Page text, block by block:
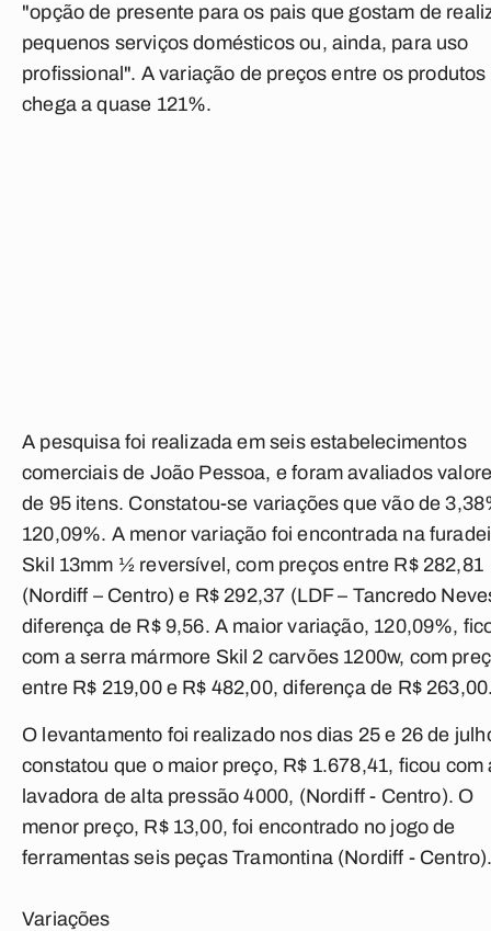
"opção de presente para os pais que gostam de
pequenos serviços domésticos ou, ainda, para uso
profissional". A variação de preços entre os produtos
chega a quase 121%.
A pesquisa foi realizada em seis estabelecimentos
comerciais de João Pessoa, e foram avaliados
de 95 itens. Constatou-se variações que vão de
120,09%. A menor variação foi encontrada na
Skil 13mm ½ reversível, com preços entre R$ 282,81
(Nordiff – Centro) e R$ 292,37 (LDF – Tancredo
diferença de R$ 9,56. A maior variação, 120,09%,
com a serra mármore Skil 2 carvões 1200w, com
entre R$ 219,00 e R$ 482,00, diferença de R$
O levantamento foi realizado nos dias 25 e 26 de
constatou que o maior preço, R$ 1.678,41, ficou com
lavadora de alta pressão 4000, (Nordiff - Centro). O
menor preço, R$ 13,00, foi encontrado no jogo de
ferramentas seis peças Tramontina (Nordiff -
Variações